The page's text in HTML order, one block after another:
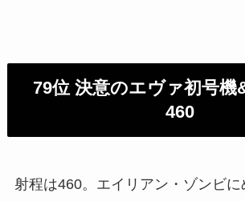
79位 決意のエヴァ初号機
460
射程は460。エイリアン・ゾンビ